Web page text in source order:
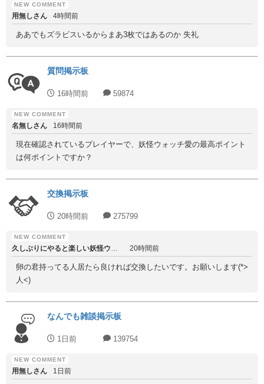
用無しさん 4時間前
ああでもズラビスいるからまあ3枚ではあるのか 失礼
質問掲示板
16時間前 59874
名無しさん 16時間前
現在確認されているプレイヤーで、妖怪ウォッチ愛の最高ポイント
は何ポイントですか？
交換掲示板
20時間前 275799
久しぶりにやると楽しい妖怪ウォッチ 20時間前
卵の君持ってる人居たら良ければ交換したいです。お願いします(*>
人<)
なんでも雑談掲示板
1日前 139754
用無しさん 1日前